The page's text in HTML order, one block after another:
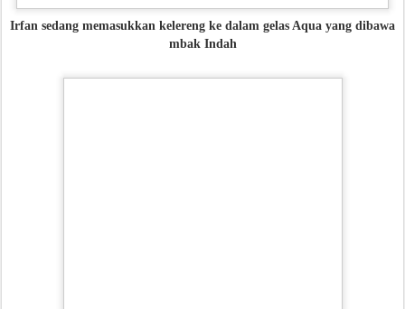
Irfan sedang memasukkan kelereng ke dalam gelas Aqua yang dibawa
mbak Indah